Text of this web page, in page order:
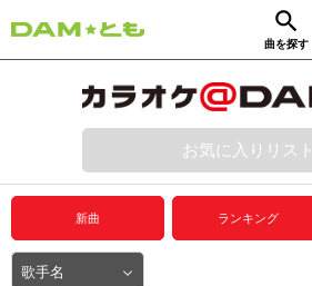
曲を探す
動画からさがす
ログイン
プレミアムサービス
DAM★とも動画
お気に入りリスト
新曲 ランキング